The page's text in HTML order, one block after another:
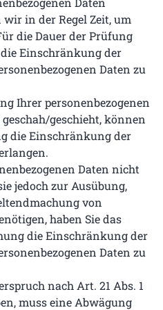
in der Regel Zeit, um
die Dauer der Prüfung
die Einschränkung der
Daten zu
Ihrer personenbezogenen
geschieht, können
die Einschränkung der
Daten nicht
jedoch zur Ausübung,
von
haben Sie das
die Einschränkung der
Daten zu
nach Art. 21 Abs. 1
muss eine Abwägung